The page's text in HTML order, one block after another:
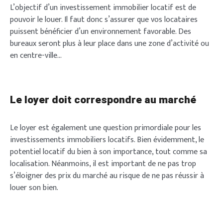
L’objectif d’un investissement immobilier locatif est de
pouvoir le louer. Il faut donc s’assurer que vos locataires
puissent bénéficier d’un environnement favorable. Des
bureaux seront plus à leur place dans une zone d’activité ou
en centre-ville…
Le loyer doit correspondre au marché
Le loyer est également une question primordiale pour les
investissements immobiliers locatifs. Bien évidemment, le
potentiel locatif du bien à son importance, tout comme sa
localisation. Néanmoins, il est important de ne pas trop
s’éloigner des prix du marché au risque de ne pas réussir à
louer son bien.